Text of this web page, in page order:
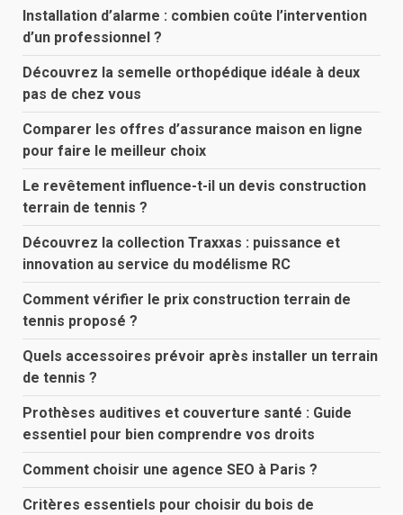
Installation d’alarme : combien coûte l’intervention
d’un professionnel ?
Découvrez la semelle orthopédique idéale à deux
pas de chez vous
Comparer les offres d’assurance maison en ligne
pour faire le meilleur choix
Le revêtement influence-t-il un devis construction
terrain de tennis ?
Découvrez la collection Traxxas : puissance et
innovation au service du modélisme RC
Comment vérifier le prix construction terrain de
tennis proposé ?
Quels accessoires prévoir après installer un terrain
de tennis ?
Prothèses auditives et couverture santé : Guide
essentiel pour bien comprendre vos droits
Comment choisir une agence SEO à Paris ?
Critères essentiels pour choisir du bois de